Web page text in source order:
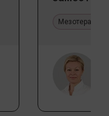
Мезотерапия